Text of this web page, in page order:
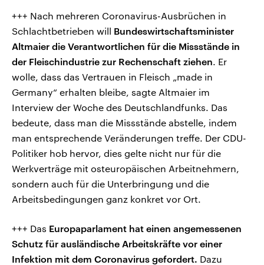
+++ Nach mehreren Coronavirus-Ausbrüchen in
Schlachtbetrieben will Bundeswirtschaftsminister
Altmaier die Verantwortlichen für die Missstände in
der Fleischindustrie zur Rechenschaft ziehen. Er
wolle, dass das Vertrauen in Fleisch „made in
Germany“ erhalten bleibe, sagte Altmaier im
Interview der Woche des Deutschlandfunks. Das
bedeute, dass man die Missstände abstelle, indem
man entsprechende Veränderungen treffe. Der CDU-
Politiker hob hervor, dies gelte nicht nur für die
Werkverträge mit osteuropäischen Arbeitnehmern,
sondern auch für die Unterbringung und die
Arbeitsbedingungen ganz konkret vor Ort.
+++ Das Europaparlament hat einen angemessenen
Schutz für ausländische Arbeitskräfte vor einer
Infektion mit dem Coronavirus gefordert. Dazu